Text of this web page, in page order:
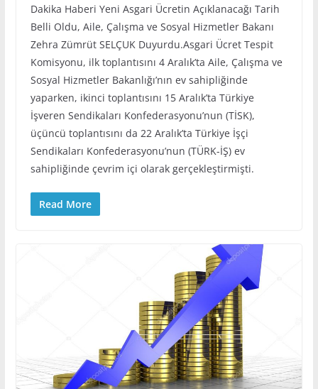
Dakika Haberi Yeni Asgari Ücretin Açıklanacağı Tarih
Belli Oldu, Aile, Çalışma ve Sosyal Hizmetler Bakanı
Zehra Zümrüt SELÇUK Duyurdu.Asgari Ücret Tespit
Komisyonu, ilk toplantısını 4 Aralık’ta Aile, Çalışma ve
Sosyal Hizmetler Bakanlığı’nın ev sahipliğinde
yaparken, ikinci toplantısını 15 Aralık’ta Türkiye
İşveren Sendikaları Konfederasyonu’nun (TİSK),
üçüncü toplantısını da 22 Aralık’ta Türkiye İşçi
Sendikaları Konfederasyonu’nun (TÜRK-İŞ) ev
sahipliğinde çevrim içi olarak gerçekleştirmişti.
Read More